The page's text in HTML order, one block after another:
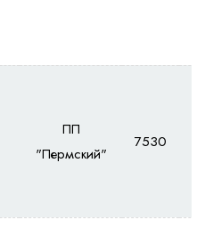
ПП
"Пермский"
7530